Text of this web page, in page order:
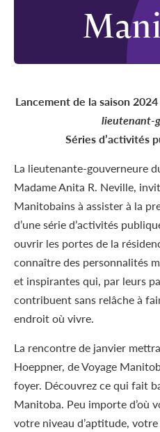
Lancement de la saison
lieutenant-
Séries d’activités
La lieutenante-gouverneure
Madame Anita R. Neville,
Manitobains à assister à la
d’une série d’activités
ouvrir les portes de la
connaître des personnalités
et inspirantes qui, par leurs
contribuent sans relâche à
endroit où vivre.
La rencontre de janvier
Hoeppner, de Voyage
foyer. Découvrez ce qui fait
Manitoba. Peu importe d’où
votre niveau d’aptitude,